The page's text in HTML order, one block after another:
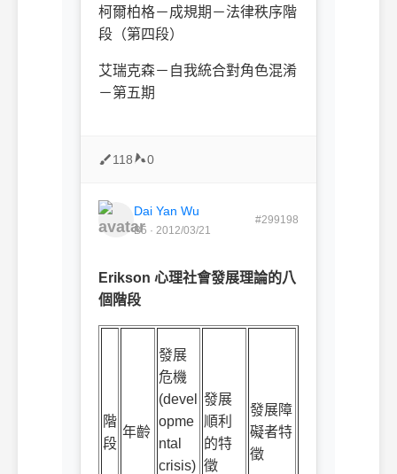
柯爾柏格－成規期－法律秩序階
段（第四段）
艾瑞克森－自我統合對角色混淆
－第五期
118 0
Dai Yan Wu
B5 · 2012/03/21
#299198
Erikson 心理社會發展理論的八
個階段
階
段
年齡
發展
危機
(devel
opme
ntal
crisis)
發展
順利
的特
徵
發展障
礙者特
徵